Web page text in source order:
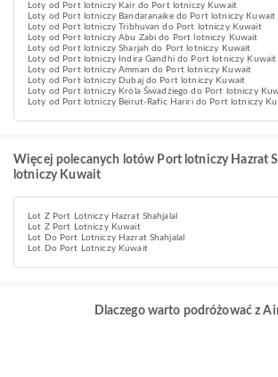
Loty od Port lotniczy Kair do Port lotniczy Kuwait
Loty od Port lotniczy Bandaranaike do Port lotniczy Kuwait
Loty od Port lotniczy Tribhuvan do Port lotniczy Kuwait
Loty od Port lotniczy Abu Zabi do Port lotniczy Kuwait
Loty od Port lotniczy Sharjah do Port lotniczy Kuwait
Loty od Port lotniczy Indira Gandhi do Port lotniczy Kuwait
Loty od Port lotniczy Amman do Port lotniczy Kuwait
Loty od Port lotniczy Dubaj do Port lotniczy Kuwait
Loty od Port lotniczy Króla Śiwadźiego do Port lotniczy
Loty od Port lotniczy Beirut-Rafic Hariri do Port lotniczy
Więcej polecanych lotów Port lotniczy Hazrat
lotniczy Kuwait
Lot Z Port Lotniczy Hazrat Shahjalal
Lot Z Port Lotniczy Kuwait
Lot Do Port Lotniczy Hazrat Shahjalal
Lot Do Port Lotniczy Kuwait
Dlaczego warto podróżować z